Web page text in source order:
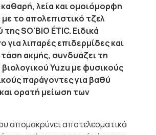
λεία και ομοιόμορφη
το απολεπιστικό τζελ
SO'BIO ÉTIC. Ειδικά
για λιπαρές επιδερμίδες και
ακμής, συνδυάζει τη
Yuzu με φυσικούς
παράγοντες για βαθύ
ορατή μείωση των
απομακρύνει αποτελεσματικά